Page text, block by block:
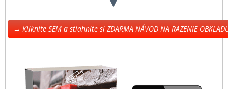
→ Kliknite SEM a stiahnite si ZDARMA NÁVOD NA RAZENIE